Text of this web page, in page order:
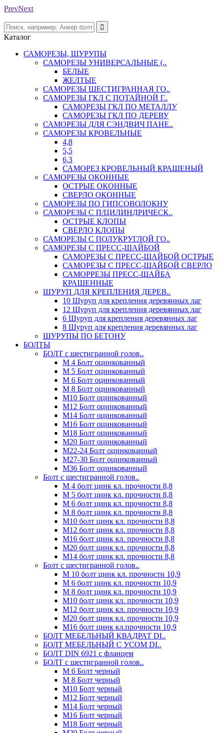
PrevNext
Каталог
САМОРЕЗЫ, ШУРУПЫ
САМОРЕЗЫ УНИВЕРСАЛЬНЫЕ (..
БЕЛЫЕ
ЖЕЛТЫЕ
САМОРЕЗЫ ШЕСТИГРАННАЯ ГО..
САМОРЕЗЫ ГКЛ С ПОТАЙНОЙ Г..
САМОРЕЗЫ ГКЛ ПО МЕТАЛЛУ
САМОРЕЗЫ ГКЛ ПО ДЕРЕВУ
САМОРЕЗЫ ДЛЯ СЭНДВИЧ ПАНЕ..
САМОРЕЗЫ КРОВЕЛЬНЫЕ
4,8
5,5
6,3
САМОРЕЗ КРОВЕЛЬНЫЙ КРАШЕНЫЙ
САМОРЕЗЫ ОКОННЫЕ
ОСТРЫЕ ОКОННЫЕ
СВЕРЛО ОКОННЫЕ
САМОРЕЗЫ ПО ГИПСОВОЛОКНУ
САМОРЕЗЫ С П/ЦИЛИНДРИЧЕСК..
ОСТРЫЕ КЛОПЫ
СВЕРЛО КЛОПЫ
САМОРЕЗЫ С ПОЛУКРУГЛОЙ ГО..
САМОРЕЗЫ С ПРЕСС-ШАЙБОЙ
САМОРЕЗЫ С ПРЕСС-ШАЙБОЙ ОСТРЫЕ
САМОРЕЗЫ С ПРЕСС-ШАЙБОЙ СВЕРЛО
САМОРРЕЗЫ ПРЕСС-ШАЙБА
КРАШЕННЫЕ
ШУРУП ДЛЯ КРЕПЛЕНИЯ ДЕРЕВ..
10 Шуруп для крепления деревянных лаг
12 Шуруп для крепления деревянных лаг
6 Шуруп для крепления деревянных лаг
8 Шуруп для крепления деревянных лаг
ШУРУПЫ ПО БЕТОНУ
БОЛТЫ
БОЛТ с шестигранной голов..
М 4 Болт оцинкованный
М 5 Болт оцинкованный
М 6 Болт оцинкованный
М 8 Болт оцинкованный
М10 Болт оцинкованный
М12 Болт оцинкованный
М14 Болт оцинкованный
М16 Болт оцинкованный
М18 Болт оцинкованный
М20 Болт оцинкованный
М22-24 Болт оцинкованный
М27-30 Болт оцинкованный
М36 Болт оцинкованный
Болт с шестигранной голов..
М 4 болт цинк кл. прочности 8,8
М 5 болт цинк кл. прочности 8,8
М 6 болт цинк кл. прочности 8,8
М 8 болт цинк кл. прочности 8,8
М10 болт цинк кл. прочности 8,8
М12 болт цинк кл. прочности 8,8
М16 болт цинк кл. прочности 8,8
М20 болт цинк кл. прочности 8,8
М14 болт цинк кл. прочности 8,8
Болт с шестигранной голов..
М 10 болт цинк кл. прочности 10,9
М 6 болт цинк кл. прочности 10,9
М 8 болт цинк кл. прочности 10,9
М10 болт цинк кл. прочности 10,9
М12 болт цинк кл. прочности 10,9
М20 болт цинк кл. прочности 10,9
М16 болт цинк кл.прочности 10,9
БОЛТ МЕБЕЛЬНЫЙ КВАДРАТ DI..
БОЛТ МЕБЕЛЬНЫЙ С УСОМ DI..
БОЛТ DIN 6921 c фланцем
БОЛТ с шестигранной голов..
М 6 Болт черный
М 8 Болт черный
М10 Болт черный
М12 Болт черный
М14 Болт черный
М16 Болт черный
М18 Болт черный